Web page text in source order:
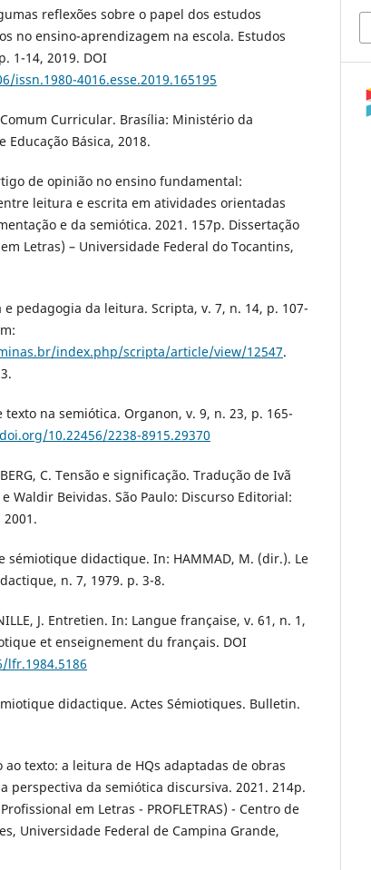
reflexões sobre o papel dos estudos
no ensino-aprendizagem na escola. Estudos
1-14, 2019. DOI
issn.1980-4016.esse.2019.165195
Comum Curricular. Brasília: Ministério da
Educação Básica, 2018.
de opinião no ensino fundamental:
leitura e escrita em atividades orientadas
e da semiótica. 2021. 157p. Dissertação
Letras) – Universidade Federal do Tocantins,
e pedagogia da leitura. Scripta, v. 7, n. 14, p. 107-
index.php/scripta/article/view/12547.
texto na semiótica. Organon, v. 9, n. 23, p. 165-
10.22456/2238-8915.29370
C. Tensão e significação. Tradução de Ivã
Waldir Beividas. São Paulo: Discurso Editorial:
2001.
sémiotique didactique. In: HAMMAD, M. (dir.). Le
n. 7, 1979. p. 3-8.
J. Entretien. In: Langue française, v. 61, n. 1,
et enseignement du français. DOI
didactique. Actes Sémiotiques. Bulletin.
ao texto: a leitura de HQs adaptadas de obras
perspectiva da semiótica discursiva. 2021. 214p.
em Letras - PROFLETRAS) - Centro de
Universidade Federal de Campina Grande,